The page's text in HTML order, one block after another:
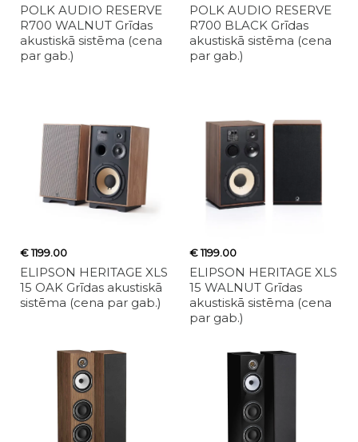
POLK AUDIO RESERVE
R700 WALNUT Grīdas
akustiskā sistēma (cena
par gab.)
POLK AUDIO RESERVE
R700 BLACK Grīdas
akustiskā sistēma (cena
par gab.)
€ 1199.00
ELIPSON HERITAGE XLS
15 OAK Grīdas akustiskā
sistēma (cena par gab.)
€ 1199.00
ELIPSON HERITAGE XLS
15 WALNUT Grīdas
akustiskā sistēma (cena
par gab.)